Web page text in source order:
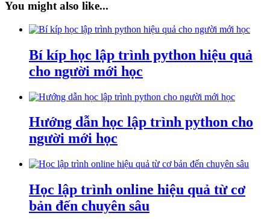
You might also like...
Bí kíp học lập trình python hiệu quả
cho người mới học
Hướng dẫn học lập trình python cho
người mới học
Học lập trình online hiệu quả từ cơ
bản đến chuyên sâu